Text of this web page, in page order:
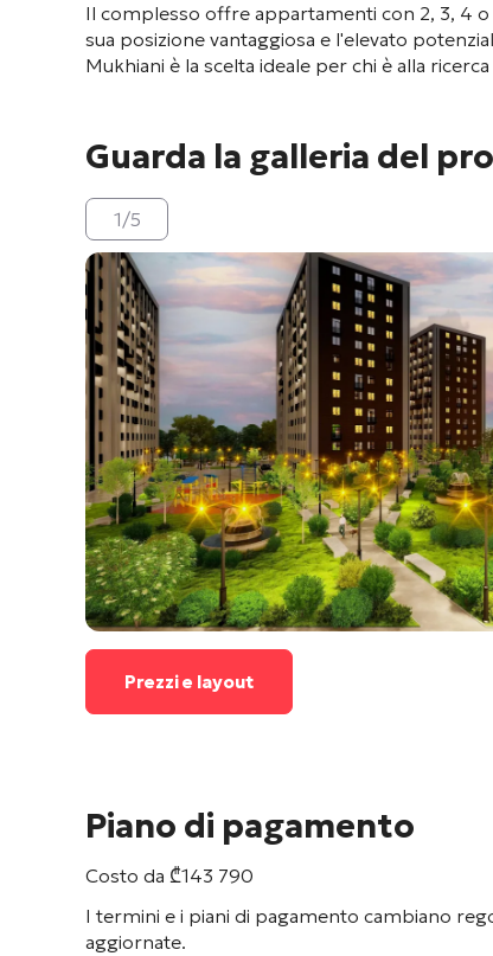
Il complesso offre appartamenti con 2, 3, 4
sua posizione vantaggiosa e l'elevato
Mukhiani è la scelta ideale per chi è alla
Guarda la galleria del
1/5
Prezzi e layout
Piano di pagamento
Costo da ₾143 790
I termini e i piani di pagamento cambiano
aggiornate.